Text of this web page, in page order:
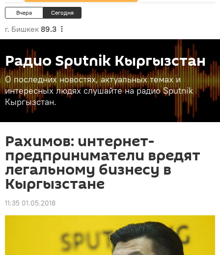
Вчера Сегодня
г. Бишкек 89.3
Радио Sputnik Кыргызстан
О последних новостях, актуальных темах и
интересных людях слушайте на радио Sputnik
Кыргызстан.
Рахимов: интернет-
предприниматели вредят
легальному бизнесу в
Кыргызстане
11:35 01.05.2018